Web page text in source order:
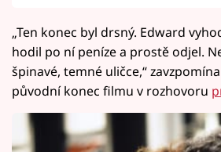
„Ten konec byl drsný. Edward
hodil po ní peníze a prostě odjel.
špinavé, temné uličce,“
původní konec filmu v rozhovoru